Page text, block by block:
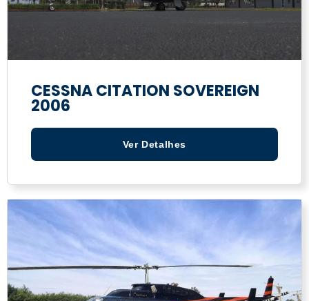
CESSNA CITATION SOVEREIGN
2006
Ver Detalhes